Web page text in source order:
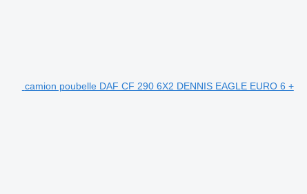
camion poubelle DAF CF 290 6X2 DENNIS EAGLE EURO 6 +